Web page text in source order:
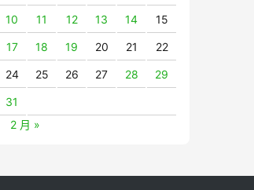
10 11 12 13 14 15
17 18 19 20 21 22
24 25 26 27 28 29
31
2 月 »